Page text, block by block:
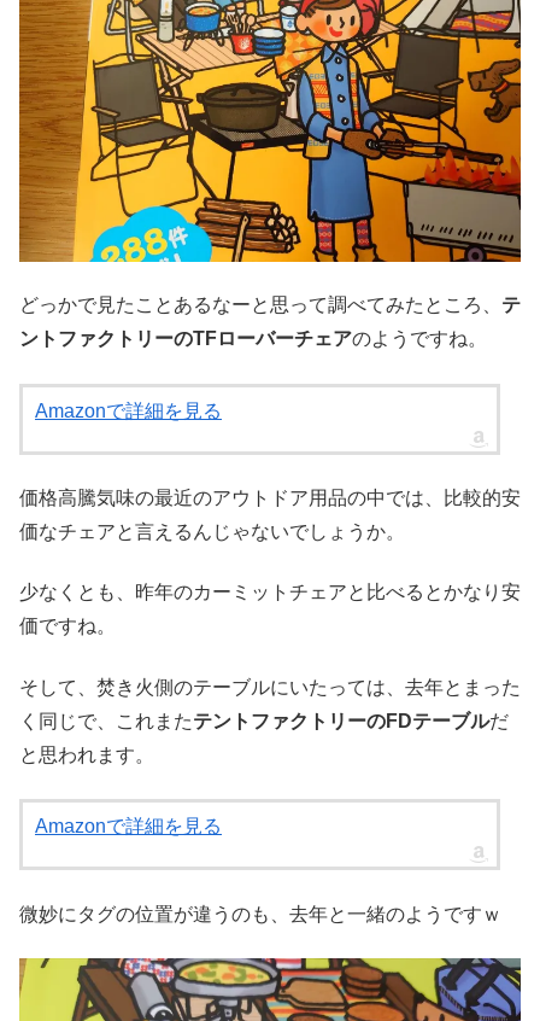
どっかで見たことあるなーと思って調べてみたところ、 テ
ントファクトリーのTFローバーチェアのようですね。
Amazonで詳細を見る
価格高騰気味の最近のアウトドア用品の中では、比較的安
価なチェアと言えるんじゃないでしょうか。
少なくとも、昨年のカーミットチェアと比べるとかなり安
価ですね。
そして、焚き火側のテーブルにいたっては、去年とまった
く同じで、これまたテントファクトリーのFDテーブルだ
と思われます。
Amazonで詳細を見る
微妙にタグの位置が違うのも、去年と一緒のようですｗ